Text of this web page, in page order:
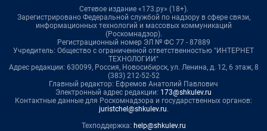
Сетевое издание «173.ру» (18+).
Зарегистрировано Федеральной службой по надзору в сфере связи,
информационных технологий и массовых коммуникаций
(Роскомнадзор).
Регистрационный номер ЭЛ № ФС 77 - 87889
Учредитель: Общество с ограниченной ответственностью "ИНТЕРНЕТ
ТЕХНОЛОГИИ"
Адрес редакции: 630099, Россия, Новосибирск, ул. Ленина, д. 12, 6 этаж, 8
(383) 212-52-52
Главный редактор: Ефремов Анатолий Павлович
Электронный адрес редакции: 173@shkulev.ru
Контактные данные для Роскомнадзора и государственных органов:
juristchel@shkulev.ru.
Техподдержка: help@shkulev.ru